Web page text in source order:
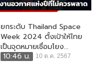
ยกระดับ Thailand Space
Week 2024 ตั้งเป้าให้ไทย
เป็นจุดหมายเชื่อมโยง...
10:46 น.
10 ต.ค. 2567